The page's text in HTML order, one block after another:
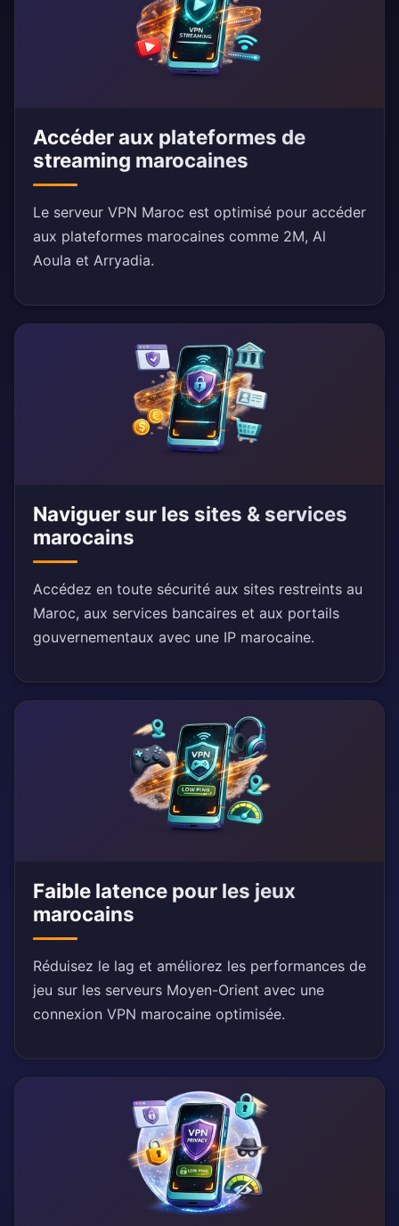
Accéder aux plateformes de
streaming marocaines
Le serveur VPN Maroc est optimisé pour accéder
aux plateformes marocaines comme 2M, Al
Aoula et Arryadia.
Naviguer sur les sites & services
marocains
Accédez en toute sécurité aux sites restreints au
Maroc, aux services bancaires et aux portails
gouvernementaux avec une IP marocaine.
Faible latence pour les jeux
marocains
Réduisez le lag et améliorez les performances de
jeu sur les serveurs Moyen-Orient avec une
connexion VPN marocaine optimisée.